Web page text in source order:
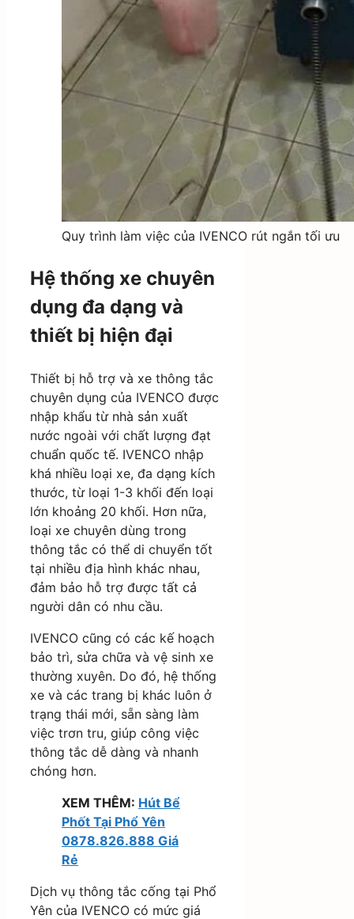
Quy trình làm việc của IVENCO rút ngắn tối ưu
Hệ thống xe chuyên
dụng đa dạng và
thiết bị hiện đại
Thiết bị hỗ trợ và xe thông tắc
chuyên dụng của IVENCO được
nhập khẩu từ nhà sản xuất
nước ngoài với chất lượng đạt
chuẩn quốc tế. IVENCO nhập
khá nhiều loại xe, đa dạng kích
thước, từ loại 1-3 khối đến loại
lớn khoảng 20 khối. Hơn nữa,
loại xe chuyên dùng trong
thông tắc có thể di chuyển tốt
tại nhiều địa hình khác nhau,
đảm bảo hỗ trợ được tất cả
người dân có nhu cầu.
IVENCO cũng có các kế hoạch
bảo trì, sửa chữa và vệ sinh xe
thường xuyên. Do đó, hệ thống
xe và các trang bị khác luôn ở
trạng thái mới, sẵn sàng làm
việc trơn tru, giúp công việc
thông tắc dễ dàng và nhanh
chóng hơn.
XEM THÊM: Hút Bể
Phốt Tại Phổ Yên
0878.826.888 Giá
Rẻ
Dịch vụ thông tắc cống tại Phổ
Yên của IVENCO có mức giá